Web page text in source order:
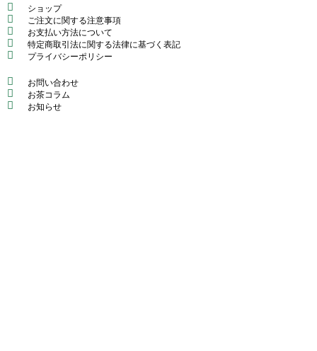
ショップ
ご注文に関する注意事項
お支払い方法について
特定商取引法に関する法律に基づく表記
プライバシーポリシー
お問い合わせ
お茶コラム
お知らせ